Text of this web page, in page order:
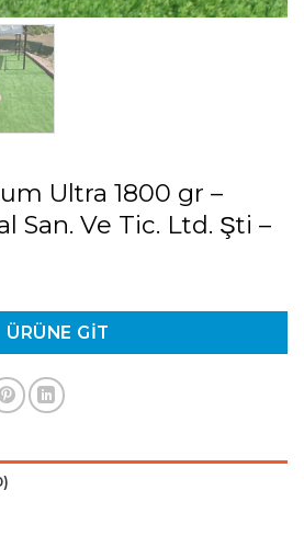
Ultra 1800 gr –
San. Ve Tic. Ltd. Şti –
ÜRÜNE GIT